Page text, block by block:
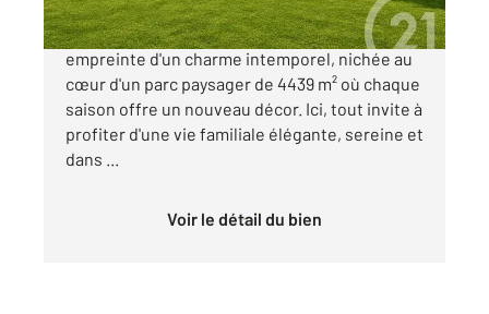
Somptueuse maison bourgeoise de 1900,
empreinte d'un charme intemporel, nichée au
cœur d'un parc paysager de 4439 m² où chaque
saison offre un nouveau décor. Ici, tout invite à
profiter d'une vie familiale élégante, sereine et
dans ...
Voir le détail du bien